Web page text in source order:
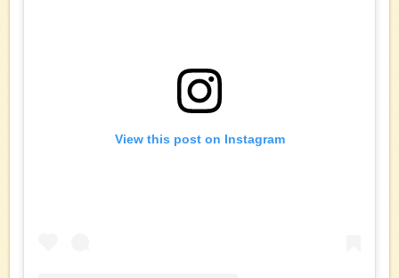
View this post on Instagram